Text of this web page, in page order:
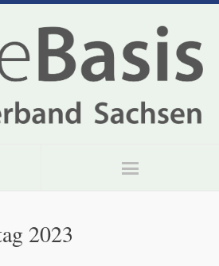
2023